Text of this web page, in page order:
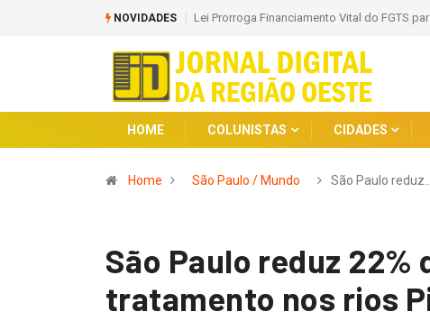
NOVIDADES Lei Prorroga Financiamento Vital do FGTS
HOME COLUNISTAS CIDADES
Home São Paulo / Mundo São Paulo reduz…
São Paulo reduz 22%
tratamento nos rios